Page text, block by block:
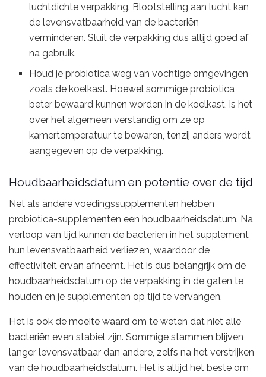
luchtdichte verpakking. Blootstelling aan lucht kan
de levensvatbaarheid van de bacteriën
verminderen. Sluit de verpakking dus altijd goed af
na gebruik.
Houd je probiotica weg van vochtige omgevingen
zoals de koelkast. Hoewel sommige probiotica
beter bewaard kunnen worden in de koelkast, is het
over het algemeen verstandig om ze op
kamertemperatuur te bewaren, tenzij anders wordt
aangegeven op de verpakking.
Houdbaarheidsdatum en potentie over de tijd
Net als andere voedingssupplementen hebben
probiotica-supplementen een houdbaarheidsdatum. Na
verloop van tijd kunnen de bacteriën in het supplement
hun levensvatbaarheid verliezen, waardoor de
effectiviteit ervan afneemt. Het is dus belangrijk om de
houdbaarheidsdatum op de verpakking in de gaten te
houden en je supplementen op tijd te vervangen.
Het is ook de moeite waard om te weten dat niet alle
bacteriën even stabiel zijn. Sommige stammen blijven
langer levensvatbaar dan andere, zelfs na het verstrijken
van de houdbaarheidsdatum. Het is altijd het beste om